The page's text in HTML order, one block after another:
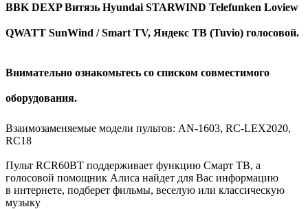
BBK DEXP Витязь Hyundai STARWIND Telefunken Loview
QWATT SunWind / Smart TV, Яндекс ТВ (Tuvio) голосовой.
Внимательно ознакомьтесь со списком совместимого
оборудования.
Взаимозаменяемые модели пультов: AN-1603, RC-LEX2020,
RC18
Пульт RCR60BT поддерживает функцию Смарт ТВ, а
голосовой помощник Алиса найдет для Вас информацию
в интернете, подберет фильмы, веселую или классическую
музыку